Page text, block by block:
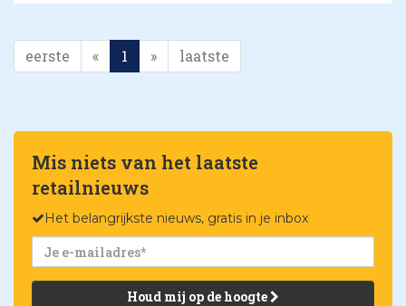
eerste « 1 » laatste
Mis niets van het laatste
retailnieuws
Het belangrijkste nieuws, gratis in je inbox
Houd mij op de hoogte